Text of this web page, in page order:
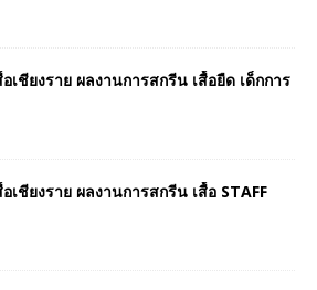
เชียงราย ผลงานการสกรีน เสื้อยืด เด็กการ
เชียงราย ผลงานการสกรีน เสื้อ STAFF